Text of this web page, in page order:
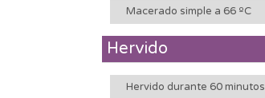
Macerado simple a 66 ºC
Hervido
Hervido durante 60 minutos